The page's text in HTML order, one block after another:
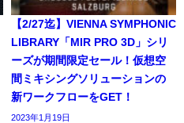
【2/27迄】VIENNA SYMPHONIC
LIBRARY「MIR PRO 3D」シリ
ーズが期間限定セール！仮想空
間ミキシングソリューションの
新ワークフローをGET！
2023年1月19日